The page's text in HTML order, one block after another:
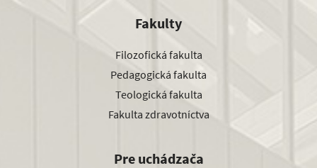
Fakulty
Filozofická fakulta
Pedagogická fakulta
Teologická fakulta
Fakulta zdravotníctva
Pre uchádzača